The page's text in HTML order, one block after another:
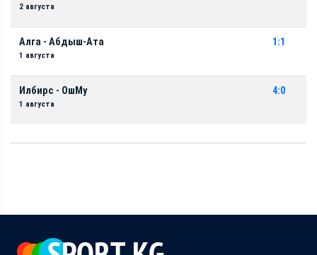
2 августа
Алга - Абдыш-Ата
1 августа
1:1
Илбирс - ОшМу
1 августа
4:0